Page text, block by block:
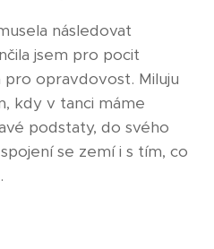
následovat
jsem pro pocit
opravdovost. Miluju
kdy v tanci máme
podstaty, do svého
se zemí i s tím, co